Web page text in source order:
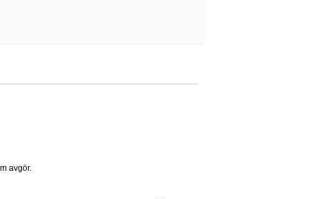
avgör.